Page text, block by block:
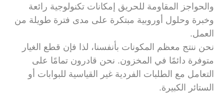
والحواجز المقاومة للحريق إمكانات تكنولوجية رائعة
وخبرة وحلول أوروبية مبتكرة على مدى فترة طويلة من
العمل.
نحن ننتج معظم المكونات بأنفسنا، لذا فإن قطع الغيار
متوفرة دائمًا في المخزون. نحن قادرون تمامًا على
التعامل مع الطلبات الفردية غير القياسية للبوابات أو
الستائر الكبيرة.